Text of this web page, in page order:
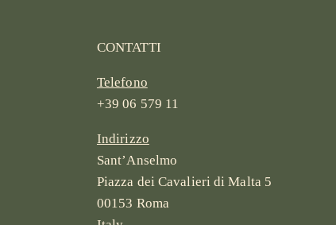
CONTATTI
Telefono
+39 06 579 11
Indirizzo
Sant’Anselmo
Piazza dei Cavalieri di Malta 5
00153 Roma